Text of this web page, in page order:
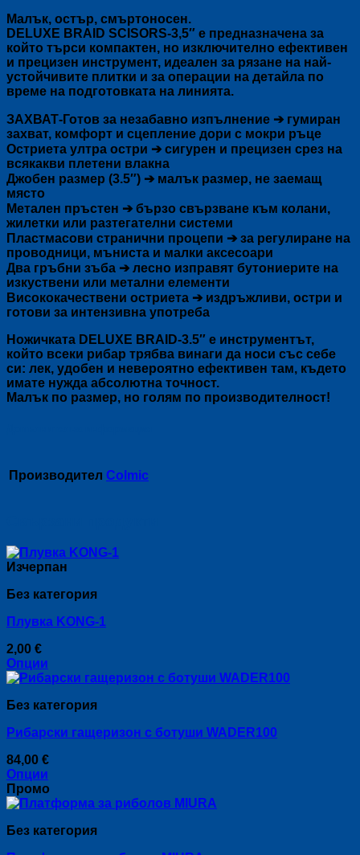
Малък, остър, смъртоносен.
DELUXE BRAID SCISORS-3,5″ е предназначена за
който търси компактен, но изключително ефективен
и прецизен инструмент, идеален за рязане на най-
устойчивите плитки и за операции на детайла по
време на подготовката на линията.
ЗАХВАТ-Готов за незабавно изпълнение ➔ гумиран
захват, комфорт и сцепление дори с мокри ръце
Остриета ултра остри ➔ сигурен и прецизен срез на
всякакви плетени влакна
Джобен размер (3.5″) ➔ малък размер, не заемащ
място
Метален пръстен ➔ бързо свързване към колани,
жилетки или разтегателни системи
Пластмасови странични процепи ➔ за регулиране на
проводници, мъниста и малки аксесоари
Два гръбни зъба ➔ лесно изправят бутониерите на
изкуствени или метални елементи
Висококачествени остриета ➔ издръжливи, остри и
готови за интензивна употреба
Ножичката DELUXE BRAID-3.5″ е инструментът,
който всеки рибар трябва винаги да носи със себе
си: лек, удобен и невероятно ефективен там, където
имате нужда абсолютна точност.
Малък по размер, но голям по производителност!
Производител Colmic
Изчерпан
Без категория
Плувка KONG-1
2,00 €
Опции
This
has
variants.
options
may
be
chosen
the
product
Без категория
Рибарски гащеризон с ботуши WADER100
84,00 €
Опции
This
product
multiple
Промо
Без категория